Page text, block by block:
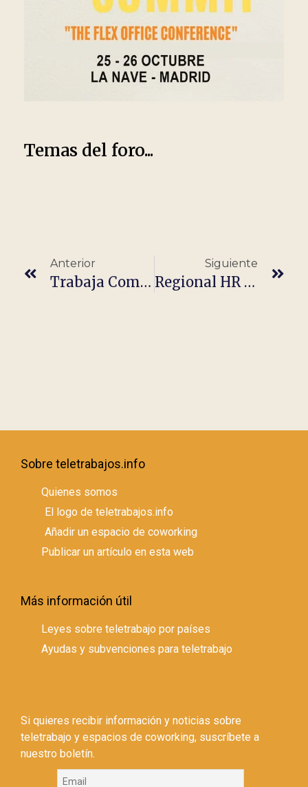
Temas del foro...
Anterior
Trabaja Como Canguro – Ayuda Con Los Deberes – Sin Experiencia
Siguiente
Regional HR Generalist – 40/45K – Remote From Europe
Sobre teletrabajos.info
Quienes somos
El logo de teletrabajos.info
Añadir un espacio de coworking
Publicar un artículo en esta web
Más información útil
Leyes sobre teletrabajo por países
Ayudas y subvenciones para teletrabajo
Si quieres recibir información y noticias sobre
teletrabajo y espacios de coworking, suscríbete a
nuestro boletín.